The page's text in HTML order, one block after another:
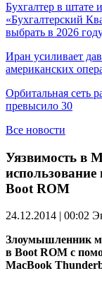
Бухгалтер в штате
«Бухгалтерский
выбрать в 2026
Иран усиливает
американских
Орбитальная сеть
превысило 30
Все новости
Уязвимость в
Boot ROM
24.12.2014 | 00:02
Злоумышленник
в Boot ROM с
MacBook